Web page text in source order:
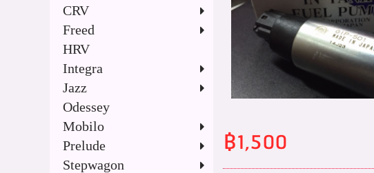
CRV
Freed
HRV
Integra
Jazz
Odessey
Mobilo
Prelude
Stepwagon
฿1,500